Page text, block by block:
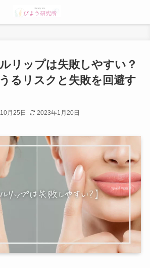
リップは失敗しやすい？
るリスクと失敗を回避す
月25日 2023年1月20日